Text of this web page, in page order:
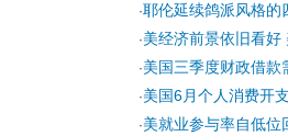
·耶伦延续鸽派风格的
·美经济前景依旧看好
·美国三季度财政借款
·美国6月个人消费开
·美就业参与率自低位